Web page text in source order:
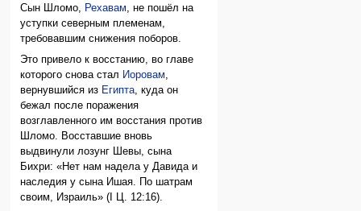
Сын Шломо, Рехавам, не пошёл на
уступки северным племенам,
требовавшим снижения поборов.
Это привело к восстанию, во главе
которого снова стал Иоровам
вернувшийся из Египта , куда он
бежал после поражения
возглавленного им восстания против
Шломо. Восставшие вновь
выдвинули лозунг Шевы, сына
Бихри: «Нет нам надела у Давида и
наследия у сына Ишая. По шатрам
своим, Израиль» (I Ц. 12:16).